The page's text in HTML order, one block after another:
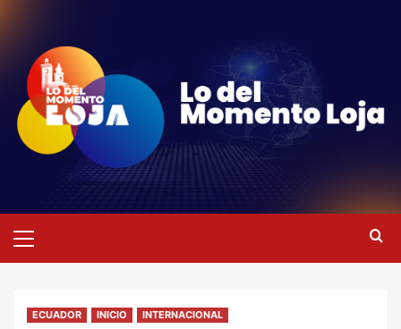
contenido
primario
ECUADOR INICIO INTERNACIONAL